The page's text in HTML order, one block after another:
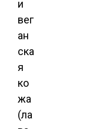
и
вег
ан
ска
я
ко
жа
(ла